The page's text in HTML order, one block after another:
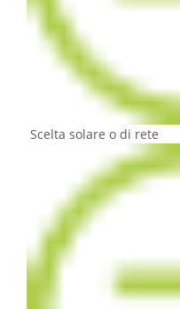
Scelta solare o di rete